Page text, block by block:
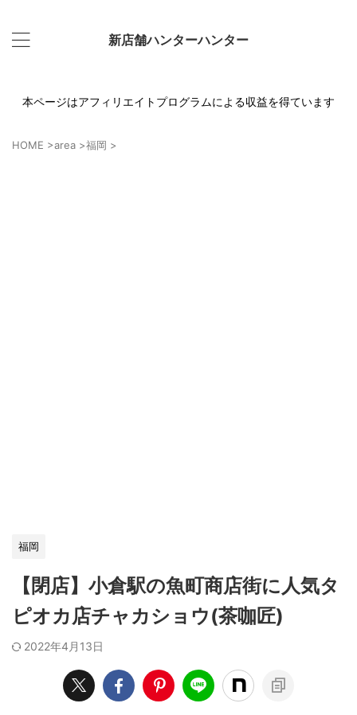
新店舗ハンターハンター
本ページはアフィリエイトプログラムによる収益を得ています
HOME >area >福岡 >
福岡
【閉店】小倉駅の魚町商店街に人気タ
ピオカ店チャカショウ(茶咖匠)
2022年4月13日